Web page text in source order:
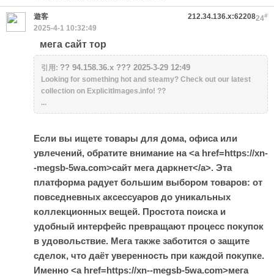
24#
遊客
212.34.136.x:62208
2025-4-1 10:32:49
мега сайт тор
引用: ?? 94.158.36.x ??? 2025-3-29 12:49
Looking for something hot and steamy? Check out our latest
collection on ExplicitImages.info! ??
...
Если вы ищете товары для дома, офиса или
увлечений, обратите внимание на <a href=https://xn-
-megsb-5wa.com>сайт мега даркнет</a>. Эта
платформа радует большим выбором товаров: от
повседневных аксессуаров до уникальных
коллекционных вещей. Простота поиска и
удобный интерфейс превращают процесс покупок
в удовольствие. Мега также заботится о защите
сделок, что даёт уверенность при каждой покупке.
Именно <a href=https://xn--megsb-5wa.com>мега